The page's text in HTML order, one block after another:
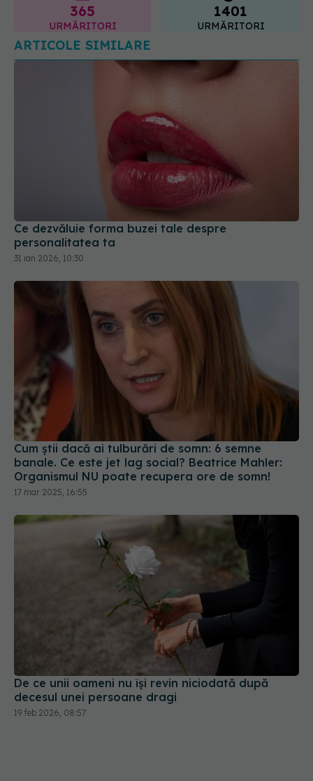
365
URMĂRITORI
1401
URMĂRITORI
ARTICOLE SIMILARE
Ce dezvăluie forma buzei tale despre
personalitatea ta
31 ian 2026, 10:30
Cum știi dacă ai tulburări de somn: 6 semne
banale. Ce este jet lag social? Beatrice Mahler:
Organismul NU poate recupera ore de somn!
17 mar 2025, 16:55
De ce unii oameni nu își revin niciodată după
decesul unei persoane dragi
19 feb 2026, 08:57